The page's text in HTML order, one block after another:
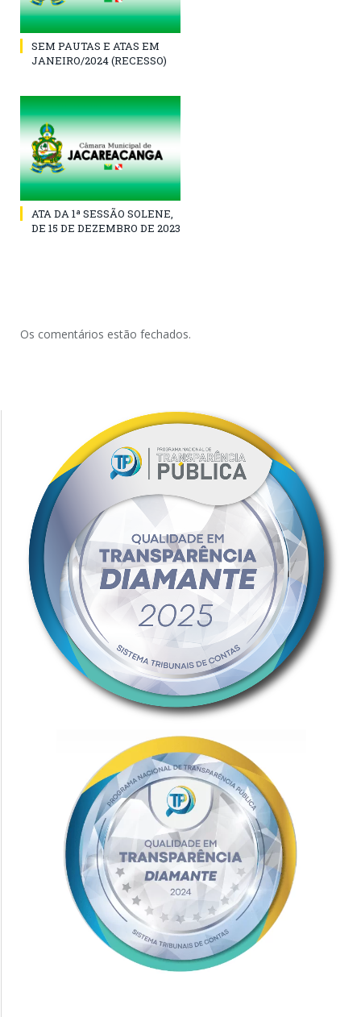
SEM PAUTAS E ATAS EM
JANEIRO/2024 (RECESSO)
ATA DA 1ª SESSÃO SOLENE,
DE 15 DE DEZEMBRO DE 2023
Os comentários estão fechados.